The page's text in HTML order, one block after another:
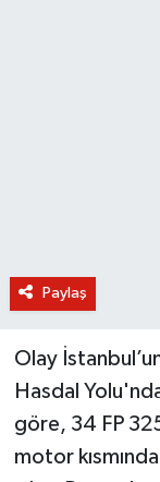
Paylaş
Olay
Hasdal
göre, 34 FP
motor